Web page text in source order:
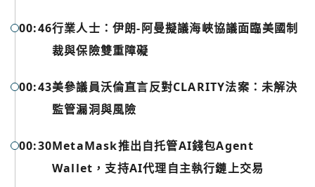
00:46行業人士：伊朗-阿曼擬議海峽協議面臨美國制
裁與保險雙重障礙
00:43美參議員沃倫直言反對CLARITY法案：未解決
監管漏洞與風險
00:30MetaMask推出自托管AI錢包Agent
Wallet，支持AI代理自主執行鏈上交易
使用以下帳號繼續
Google
Apple
您已閒置5分鐘，請點擊關閉按鈕或空白處，即可回到加密
城市
今日熱門
關閉